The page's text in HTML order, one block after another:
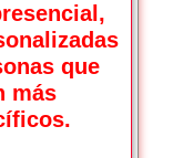
que
más